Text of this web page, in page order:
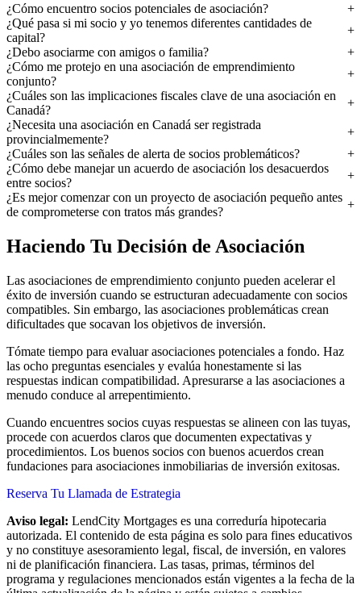
¿Cómo encuentro socios potenciales de asociación?
¿Qué pasa si mi socio y yo tenemos diferentes cantidades de
capital?
¿Debo asociarme con amigos o familia?
¿Cómo me protejo en una asociación de emprendimiento
conjunto?
¿Cuáles son las implicaciones fiscales clave de una asociación en
Canadá?
¿Necesita una asociación en Canadá ser registrada
provincialmemente?
¿Cuáles son las señales de alerta de socios problemáticos?
¿Cómo debe manejar un acuerdo de asociación los desacuerdos
entre socios?
¿Es mejor comenzar con un proyecto de asociación pequeño antes
de comprometerse con tratos más grandes?
Haciendo Tu Decisión de Asociación
Las asociaciones de emprendimiento conjunto pueden acelerar el
éxito de inversión cuando se estructuran adecuadamente con socios
compatibles. Sin embargo, las asociaciones problemáticas crean
dificultades que socavan los objetivos de inversión.
Tómate tiempo para evaluar asociaciones potenciales a fondo. Haz
las ocho preguntas esenciales y evalúa honestamente si las
respuestas indican compatibilidad. Apresurarse a las asociaciones a
menudo conduce al arrepentimiento.
Cuando encuentres socios cuyas respuestas se alineen con las tuyas,
procede con acuerdos claros que documenten expectativas y
procedimientos. Los buenos socios con buenos acuerdos crean
fundaciones para asociaciones inmobiliarias de inversión exitosas.
Reserva Tu Llamada de Estrategia
Aviso legal: LendCity Mortgages es una correduría hipotecaria
autorizada. El contenido de esta página es solo para fines educativos
y no constituye asesoramiento legal, fiscal, de inversión, en valores
ni de planificación financiera. Las tasas, primas, términos del
programa y regulaciones mencionados están vigentes a la fecha de la